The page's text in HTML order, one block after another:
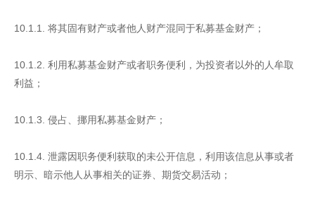
10.1.1. 将其固有财产或者他人财产混同于私募基金财产；
10.1.2. 利用私募基金财产或者职务便利，为投资者以外的人牟取
利益；
10.1.3. 侵占、挪用私募基金财产；
10.1.4. 泄露因职务便利获取的未公开信息，利用该信息从事或者
明示、暗示他人从事相关的证券、期货交易活动；